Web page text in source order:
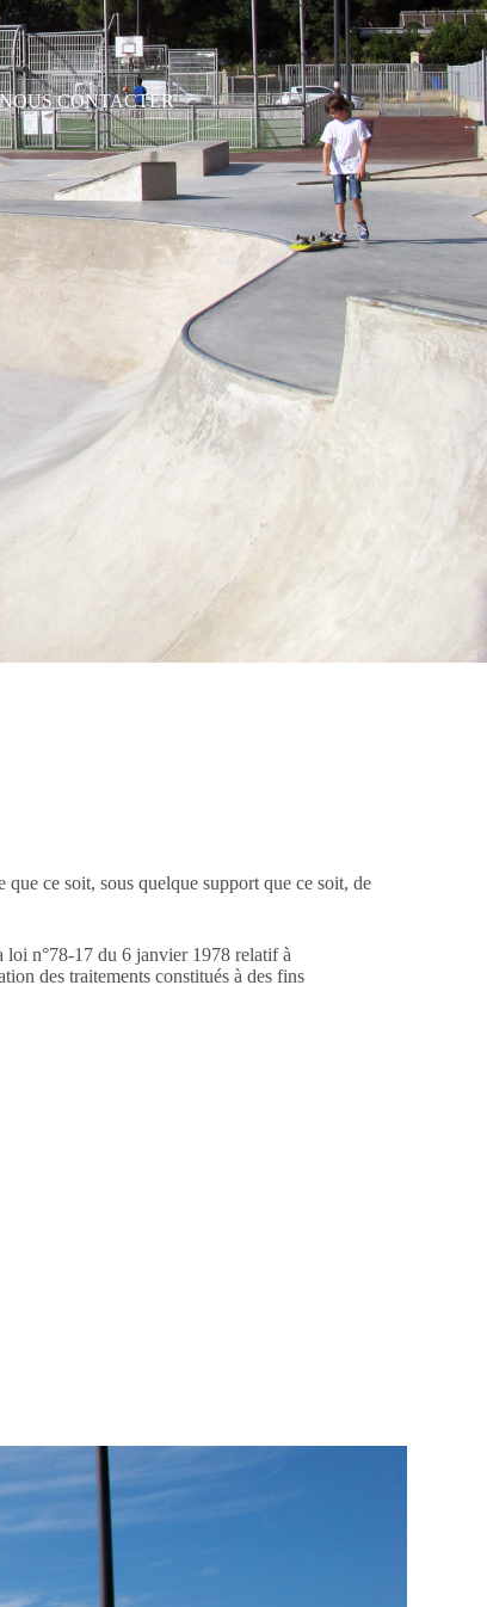
NOUS CONTACTER
ce soit, sous quelque support que ce soit, de
loi n°78-17 du 6 janvier 1978 relatif à
des traitements constitués à des fins